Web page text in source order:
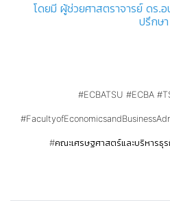
โดยมี ผู้ช่วยศาสตราจารย์ ดร.
ปรึกษา
#ECBATSU #ECBA
#คณะเศรษฐศาสตร์และบริหารธุ